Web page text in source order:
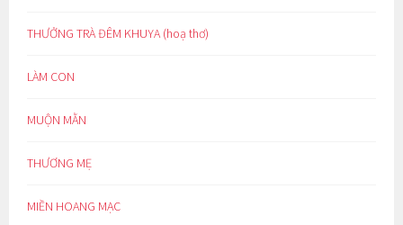
THƯỞNG TRÀ ĐÊM KHUYA (hoạ thơ)
LÀM CON
MUỘN MẰN
THƯƠNG MẸ
MIỀN HOANG MẠC